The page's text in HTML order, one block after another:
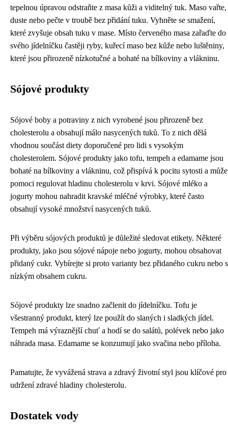
tepelnou úpravou odstraňte z masa kůži a viditelný tuk. Maso vařte,
duste nebo pečte v troubě bez přidání tuku. Vyhněte se smažení,
které zvyšuje obsah tuku v mase. Místo červeného masa zařaďte do
svého jídelníčku častěji ryby, kuřecí maso bez kůže nebo luštěniny,
které jsou přirozeně nízkotučné a bohaté na bílkoviny a vlákninu.
Sójové produkty
Sójové boby a potraviny z nich vyrobené jsou přirozeně bez
cholesterolu a obsahují málo nasycených tuků. To z nich dělá
vhodnou součást diety doporučené pro lidi s vysokým
cholesterolem. Sójové produkty jako tofu, tempeh a edamame jsou
bohaté na bílkoviny a vlákninu, což přispívá k pocitu sytosti a může
pomoci regulovat hladinu cholesterolu v krvi. Sójové mléko a
jogurty mohou nahradit kravské mléčné výrobky, které často
obsahují vysoké množství nasycených tuků.
Při výběru sójových produktů je důležité sledovat etikety. Některé
produkty, jako jsou sójové nápoje nebo jogurty, mohou obsahovat
přidaný cukr. Vybírejte si proto varianty bez přidaného cukru nebo s
nízkým obsahem cukru.
Sójové produkty lze snadno začlenit do jídelníčku. Tofu je
všestranný produkt, který lze použít do slaných i sladkých jídel.
Tempeh má výraznější chuť a hodí se do salátů, polévek nebo jako
náhrada masa. Edamame se konzumují jako svačina nebo příloha.
Pamatujte, že vyvážená strava a zdravý životní styl jsou klíčové pro
udržení zdravé hladiny cholesterolu.
Dostatek vody